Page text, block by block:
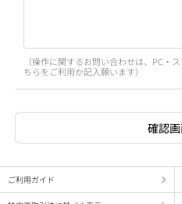
（操作に関するお問い合わせは、PC・
ちらをご利用か記入願います）
ご利用ガイド